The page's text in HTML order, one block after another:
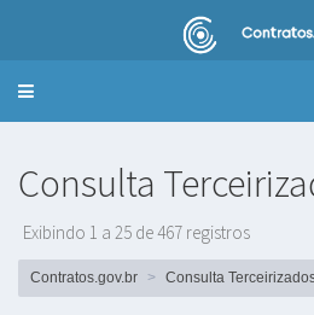
Alternar
Consulta
Exibindo 1 a 25 de 467 registros
Contratos.gov.br Consulta